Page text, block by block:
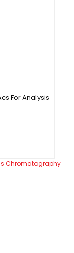
For Analysis